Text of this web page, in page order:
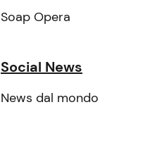
Soap Opera
Social News
News dal mondo